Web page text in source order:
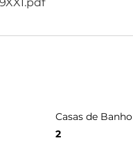
Casas de Banho
2